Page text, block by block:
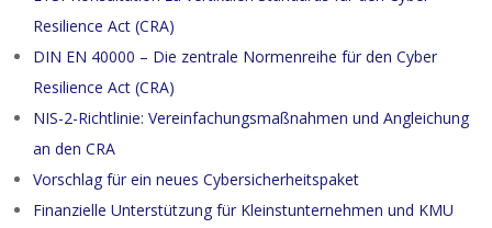
Resilience Act (CRA)
DIN EN 40000 – Die zentrale Normenreihe für den Cyber
Resilience Act (CRA)
NIS-2-Richtlinie: Vereinfachungsmaßnahmen und Angleichung
an den CRA
Vorschlag für ein neues Cybersicherheitspaket
Finanzielle Unterstützung für Kleinstunternehmen und KMU